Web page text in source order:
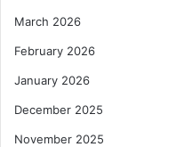
March 2026
February 2026
January 2026
December 2025
November 2025